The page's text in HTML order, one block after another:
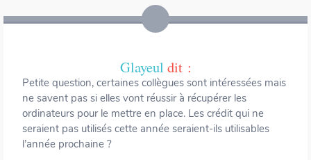
Glayeul dit :
Petite question, certaines collègues sont intéressées mais
ne savent pas si elles vont réussir à récupérer les
ordinateurs pour le mettre en place. Les crédit qui ne
seraient pas utilisés cette année seraient-ils utilisables
l’année prochaine ?